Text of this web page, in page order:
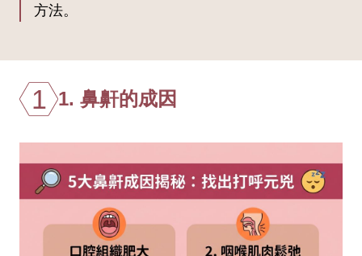
方法。
1 1. 鼻鼾的成因